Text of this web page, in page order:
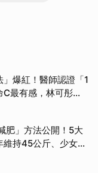
爆紅！醫師認證「1
最有感，林可彤自
肥」方法公開！5大
持45公斤、少女感